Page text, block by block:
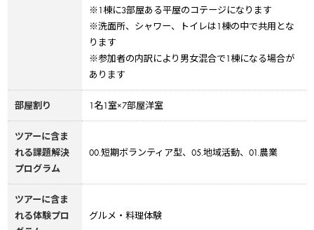
※1棟に3部屋ある平屋のコテージになります
※洗面所、シャワー、トイレは1棟の中で共用とな
ります
※参加者の内訳により男女混合で1棟になる場合が
あります
部屋割り 1名1室×7部屋洋室
ツアーに含ま
れる課題解決
プログラム
00.短期ボランティア型、05.地域活動、01.農業
ツアーに含ま
れる体験プロ
グルメ・料理体験